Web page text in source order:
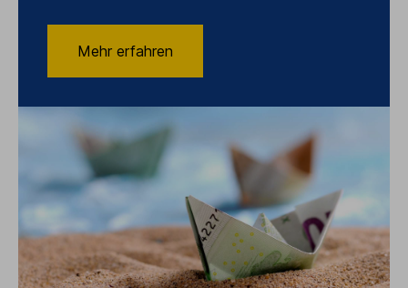
Mehr erfahren